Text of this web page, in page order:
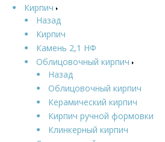
Кирпич
Назад
Кирпич
Камень 2,1 НФ
Облицовочный кирпич
Назад
Облицовочный кирпич
Керамический кирпич
Кирпич ручной формовки
Клинкерный кирпич